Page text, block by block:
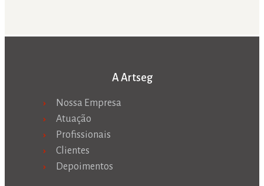
A Artseg
Nossa Empresa
Atuação
Profissionais
Clientes
Depoimentos